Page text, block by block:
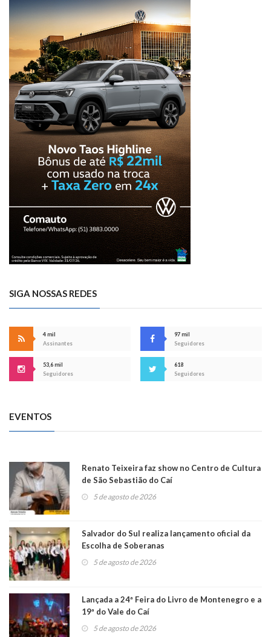
SIGA NOSSAS REDES
4 mil
Assinantes
97 mil
Seguidores
53,6 mil
Seguidores
618
Seguidores
EVENTOS
Renato Teixeira faz show no Centro de Cultura
de São Sebastião do Caí
5 de agosto de 2026
Salvador do Sul realiza lançamento oficial da
Escolha de Soberanas
5 de agosto de 2026
Lançada a 24ª Feira do Livro de Montenegro e a
19ª do Vale do Caí
5 de agosto de 2026